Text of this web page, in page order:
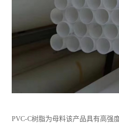
PVC-C树脂为母料该产品具有高强